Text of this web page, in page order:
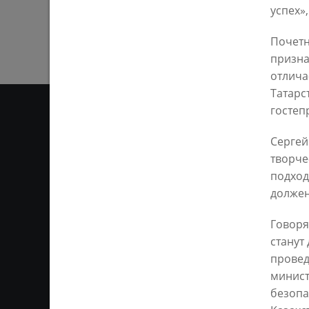
Ответственным за
Казань KZN.RU». Все
ретрансляции
ссылка).